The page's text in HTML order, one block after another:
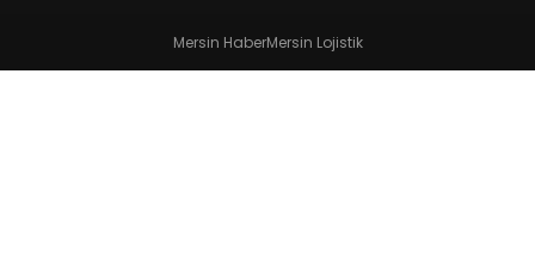
Mersin HaberMersin Lojistik